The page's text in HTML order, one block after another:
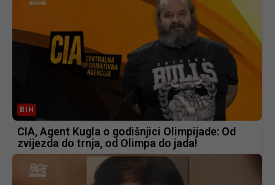
BIH
CIA, Agent Kugla o godišnjici Olimpijade: Od
zvijezda do trnja, od Olimpa do jada!